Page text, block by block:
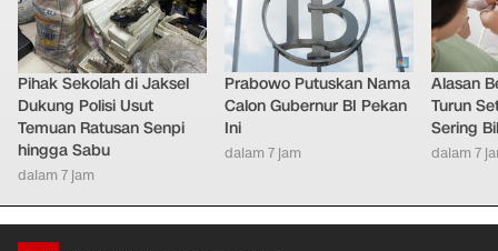
Pihak Sekolah di Jaksel
Dukung Polisi Usut
Temuan Ratusan Senpi
hingga Sabu
dalam 7 jam
Prabowo Putuskan Nama
Calon Gubernur BI Pekan
Ini
dalam 7 jam
Alasan
Turun
Sering
dalam 7